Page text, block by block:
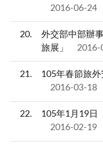
2016-06-24
20
外交部中部辦
旅展」
2016-
21
105年春節旅
2016-03-18
22
105年1月19日
2016-02-19